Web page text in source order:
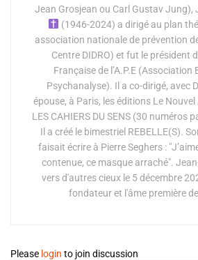
Jean Grosjean ou Carl Gustav Jung),
(1946-2024) a dirigé au plan
association nationale de prévention
Centre DIDRO) et fut le président
Française de l’A.P.E (Association
Psychanalyse). Il a co-dirigé, avec
épouse, à Paris, les éditions Le
LES CAHIERS DU SENS (30 numéros
Il a créé le bimestriel REBELLE(S).
faisait écrire à Pierre Seghers :
contenue, ce masque arraché".
vers d'autres cieux le 5 décembre
fondateur et l'âme première
Please login to join discussion